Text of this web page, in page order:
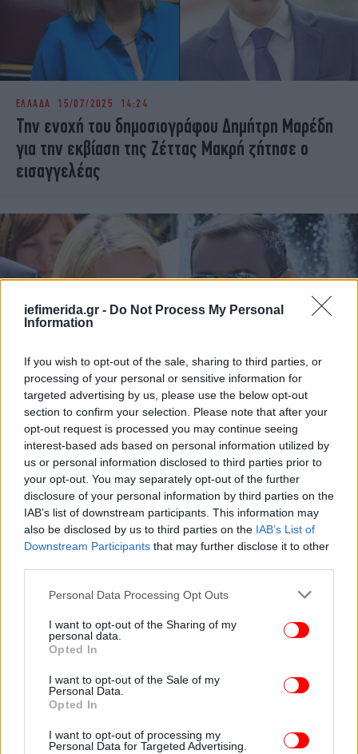
iefimerida.gr - Do Not Process My Personal
Information
If you wish to opt-out of the sale, sharing to third parties, or
processing of your personal or sensitive information for
targeted advertising by us, please use the below opt-out
section to confirm your selection. Please note that after your
opt-out request is processed you may continue seeing
interest-based ads based on personal information utilized by
us or personal information disclosed to third parties prior to
your opt-out. You may separately opt-out of the further
disclosure of your personal information by third parties on the
IAB’s list of downstream participants. This information may
also be disclosed by us to third parties on the IAB’s List of
Downstream Participants that may further disclose it to other
Please note that this website/app uses one or more Google
not limited to your visit or usage behaviour. You may click to
grant or deny consent to Google and its third-party tags to
use your data for below specified purposes in below Google
consent section.
Personal Data Processing Opt Outs
I want to opt-out of the Sharing of my
personal data.
Opted In
I want to opt-out of the Sale of my
Personal Data.
Opted In
I want to opt-out of processing my
Personal Data for Targeted Advertising.
ΕΛΛΑΔΑ 15/07/2025 14:24
Την ενοχή του δημοσιογράφου Δημήτρη Μαρέδη
για την εκβίαση της Ζέττας Μακρή ζήτησε ο
εισαγγελέας
ΕΛΛΑΔΑ 10/07/2025 21:02
«Δεν εκβίασα τη Ζέττα Μακρή, μου κατέστρεψε
τη ζωή» κατέθεσε ο δημοσιογράφος Δημήτρης
Μαρέδης
Η κατάθεση της Ζέττας Μακρή για την υπόθεση